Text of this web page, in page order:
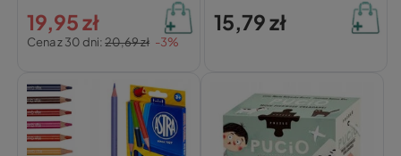
19,95 zł
Cena z 30 dni:20,69 zł -3%
15,79 zł